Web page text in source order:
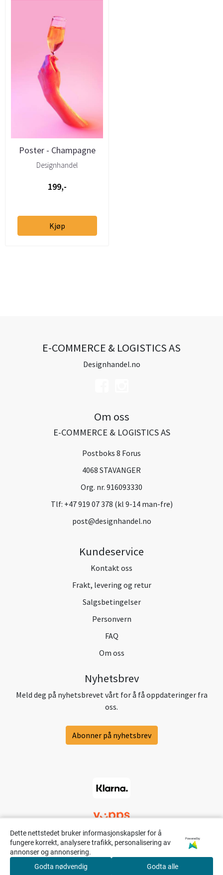
Poster - Champagne
Designhandel
199,-
Kjøp
E-COMMERCE & LOGISTICS AS
Designhandel.no
Om oss
E-COMMERCE & LOGISTICS AS
Postboks 8 Forus
4068 STAVANGER
Org. nr. 916093330
Tlf: +47 919 07 378 (kl 9-14 man-fre)
post@designhandel.no
Kundeservice
Kontakt oss
Frakt, levering og retur
Salgsbetingelser
Personvern
FAQ
Om oss
Nyhetsbrev
Meld deg på nyhetsbrevet vårt for å få oppdateringer fra
oss.
Abonner på nyhetsbrev
Dette nettstedet bruker informasjonskapsler for å
fungere korrekt, analysere trafikk, personalisering av
annonser og annonsering.
Powered by
Godta nødvendig Godta alle